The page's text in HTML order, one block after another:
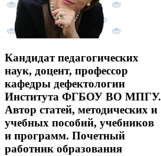
Кандидат педагогических
наук, доцент, профессор
кафедры дефектологии
Института ФГБОУ ВО МПГУ.
Автор статей, методических и
учебных пособий, учебников
и программ. Почетный
работник образования